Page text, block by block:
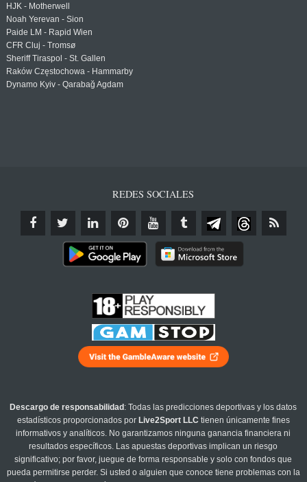
HJK - Motherwell
Noah Yerevan - Sion
Paide LM - Rapid Wien
CFR Cluj - Tromsø
Sheriff Tiraspol - St. Gallen
Raków Częstochowa - Hammarby
Dynamo Kyiv - Qarabağ Agdam
REDES SOCIALES
Descargo de responsabilidad : Todas las predicciones deportivas y los datos
estadísticos proporcionados por Live2Sport LLC tienen únicamente fines
informativos y analíticos. No garantizamos ninguna ganancia financiera ni
resultados específicos. Las apuestas deportivas implican un riesgo
significativo; por favor, juegue de forma responsable y solo con fondos que
pueda permitirse perder. Si usted o alguien que conoce tiene problemas con la